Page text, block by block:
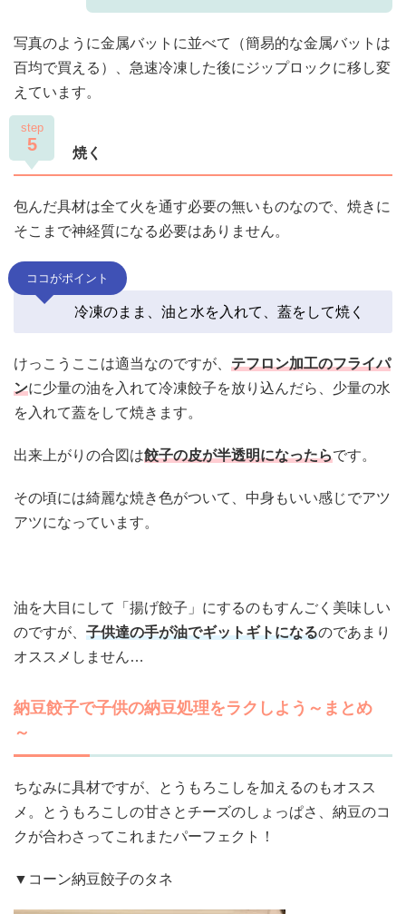
写真のように金属バットに並べて（簡易的な金属バットは
百均で買える）、急速冷凍した後にジップロックに移し変
えています。
step
5 焼く
包んだ具材は全て火を通す必要の無いものなので、焼きに
そこまで神経質になる必要はありません。
ココがポイント
冷凍のまま、油と水を入れて、蓋をして焼く
けっこうここは適当なのですが、 テフロン加工のフライパ
ンに少量の油を入れて冷凍餃子を放り込んだら、少量の水
を入れて蓋をして焼きます。
出来上がりの合図は餃子の皮が半透明になったらです。
その頃には綺麗な焼き色がついて、中身もいい感じでアツ
アツになっています。
油を大目にして「揚げ餃子」にするのもすんごく美味しい
のですが、 子供達の手が油でギットギトになるのであまり
オススメしません…
納豆餃子で子供の納豆処理をラクしよう～まとめ
～
ちなみに具材ですが、とうもろこしを加えるのもオスス
メ。とうもろこしの甘さとチーズのしょっぱさ、納豆のコ
クが合わさってこれまたパーフェクト！
▼コーン納豆餃子のタネ